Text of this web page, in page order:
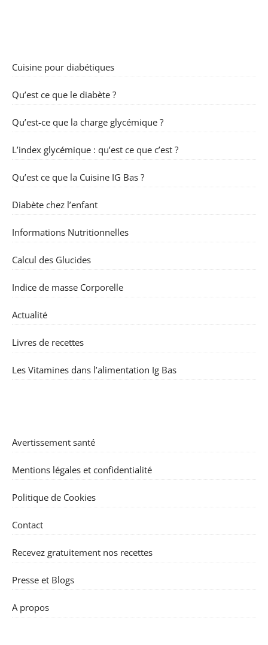
Cuisine pour diabétiques
Qu’est ce que le diabète ?
Qu’est-ce que la charge glycémique ?
L’index glycémique : qu’est ce que c’est ?
Qu’est ce que la Cuisine IG Bas ?
Diabète chez l’enfant
Informations Nutritionnelles
Calcul des Glucides
Indice de masse Corporelle
Actualité
Livres de recettes
Les Vitamines dans l’alimentation Ig Bas
Avertissement santé
Mentions légales et confidentialité
Politique de Cookies
Contact
Recevez gratuitement nos recettes
Presse et Blogs
A propos